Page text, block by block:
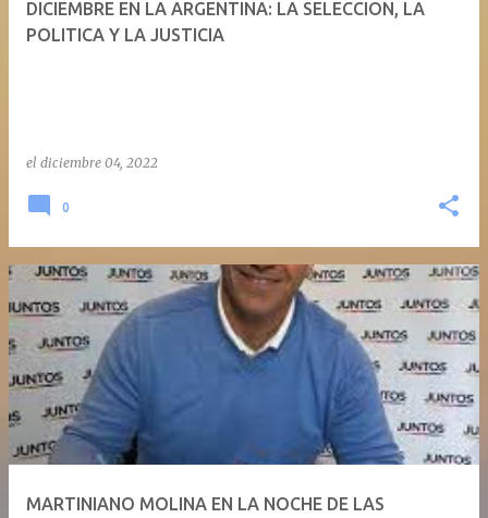
DICIEMBRE EN LA ARGENTINA: LA SELECCION, LA
POLITICA Y LA JUSTICIA
el diciembre 04, 2022
0
MARTINIANO MOLINA EN LA NOCHE DE LAS